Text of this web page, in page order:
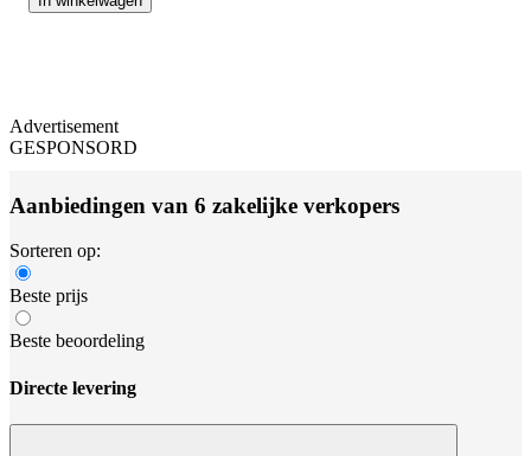
Advertisement
GESPONSORD
Aanbiedingen van 6 zakelijke verkopers
Sorteren op:
Beste prijs
Beste beoordeling
Directe levering